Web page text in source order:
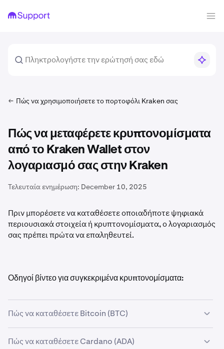
Πώς να χρησιμοποιήσετε το πορτοφόλι Kraken σας
Πώς να μεταφέρετε κρυπτονομίσματα
από το Kraken Wallet στον
λογαριασμό σας στην Kraken
Τελευταία ενημέρωση: December 10, 2025
Πριν μπορέσετε να καταθέσετε οποιαδήποτε ψηφιακά
περιουσιακά στοιχεία ή κρυπτονομίσματα, ο λογαριασμός
σας πρέπει πρώτα να επαληθευτεί.
Οδηγοί βίντεο για συγκεκριμένα κρυπτονομίσματα:
Πώς να καταθέσετε Bitcoin (BTC)
Πώς να καταθέσετε Cardano (ADA)